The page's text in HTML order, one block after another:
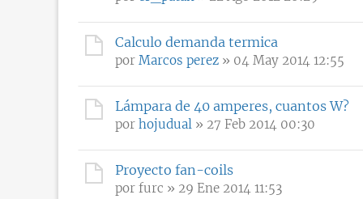
Calculo demanda termica
por Marcos perez » 04 May 2014 12:55
Lámpara de 40 amperes, cuantos W?
por hojudual » 27 Feb 2014 00:30
Proyecto fan-coils
por furc » 29 Ene 2014 11:53